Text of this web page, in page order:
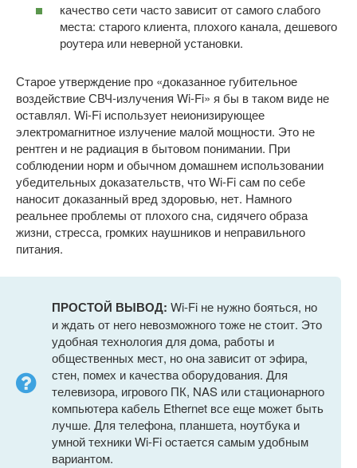
качество сети часто зависит от самого слабого
места: старого клиента, плохого канала, дешевого
роутера или неверной установки.
Старое утверждение про «доказанное губительное
воздействие СВЧ-излучения Wi-Fi» я бы в таком виде не
оставлял. Wi-Fi использует неионизирующее
электромагнитное излучение малой мощности. Это не
рентген и не радиация в бытовом понимании. При
соблюдении норм и обычном домашнем использовании
убедительных доказательств, что Wi-Fi сам по себе
наносит доказанный вред здоровью, нет. Намного
реальнее проблемы от плохого сна, сидячего образа
жизни, стресса, громких наушников и неправильного
питания.
ПРОСТОЙ ВЫВОД: Wi-Fi не нужно бояться, но
и ждать от него невозможного тоже не стоит. Это
удобная технология для дома, работы и
общественных мест, но она зависит от эфира,
стен, помех и качества оборудования. Для
телевизора, игрового ПК, NAS или стационарного
компьютера кабель Ethernet все еще может быть
лучше. Для телефона, планшета, ноутбука и
умной техники Wi-Fi остается самым удобным
вариантом.